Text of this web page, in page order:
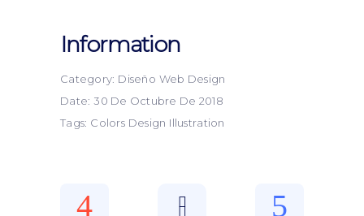
Information
Category: Diseño Web Design
Date: 30 De Octubre De 2018
Tags: Colors Design Illustration